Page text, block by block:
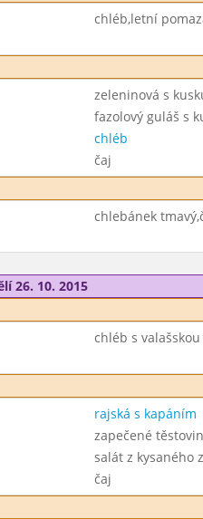
chléb,letní
zeleninová s
fazolový guláš s
chléb
čaj
chlebánek
26. 10. 2015
chléb s
rajská s kapáním
zapečené
salát z kysaného
čaj